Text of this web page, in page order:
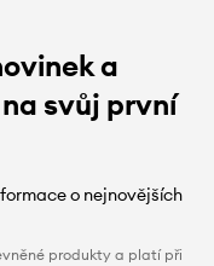
a
svůj první
o nejnovějších
produkty a platí při